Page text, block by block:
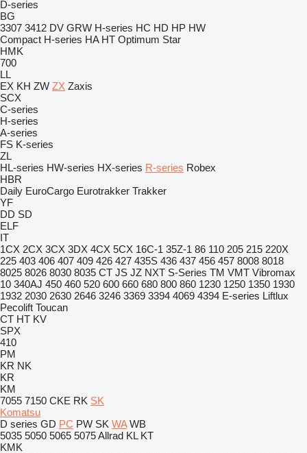
D-series
BG
3307 3412 DV GRW H-series HC HD HP HW
Compact H-series HA HT Optimum Star
HMK
700
LL
EX KH ZW ZX Zaxis
SCX
C-series
H-series
A-series
FS K-series
ZL
HL-series HW-series HX-series R-series Robex
HBR
Daily EuroCargo Eurotrakker Trakker
YF
DD SD
ELF
IT
1CX 2CX 3CX 3DX 4CX 5CX 16C-1 35Z-1 86 110 205 215 220X
225 403 406 407 409 426 427 435S 436 437 456 457 8008 8018
8025 8026 8030 8035 CT JS JZ NXT S-Series TM VMT Vibromax
10 340AJ 450 460 520 600 660 680 800 860 1230 1250 1350 1930
1932 2030 2630 2646 3246 3369 3394 4069 4394 E-series Liftlux
Pecolift Toucan
CT HT KV
SPX
410
PM
KR NK
KR
KM
7055 7150 CKE RK SK
Komatsu
D series GD PC PW SK WA WB
5035 5050 5065 5075Allrad KL KT
KMK